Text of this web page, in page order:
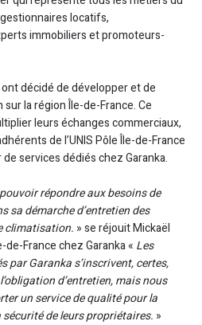
locatifs,
immobiliers et promoteurs-
ont décidé de développer et de
la région Île-de-France. Ce
leurs échanges commerciaux,
de l’UNIS Pôle Île-de-France
services dédiés chez Garanka.
répondre aux besoins de
sa démarche d’entretien des
climatisation. » se réjouit Mickaël
France chez Garanka « Les
par Garanka s’inscrivent, certes,
d’entretien, mais nous
un service de qualité pour la
de leurs propriétaires. »